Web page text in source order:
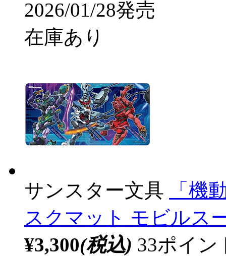
2026/01/28発売
在庫あり
サンスター文具
「機
スクマット モビルス
¥3,300(税込) 33ポイ